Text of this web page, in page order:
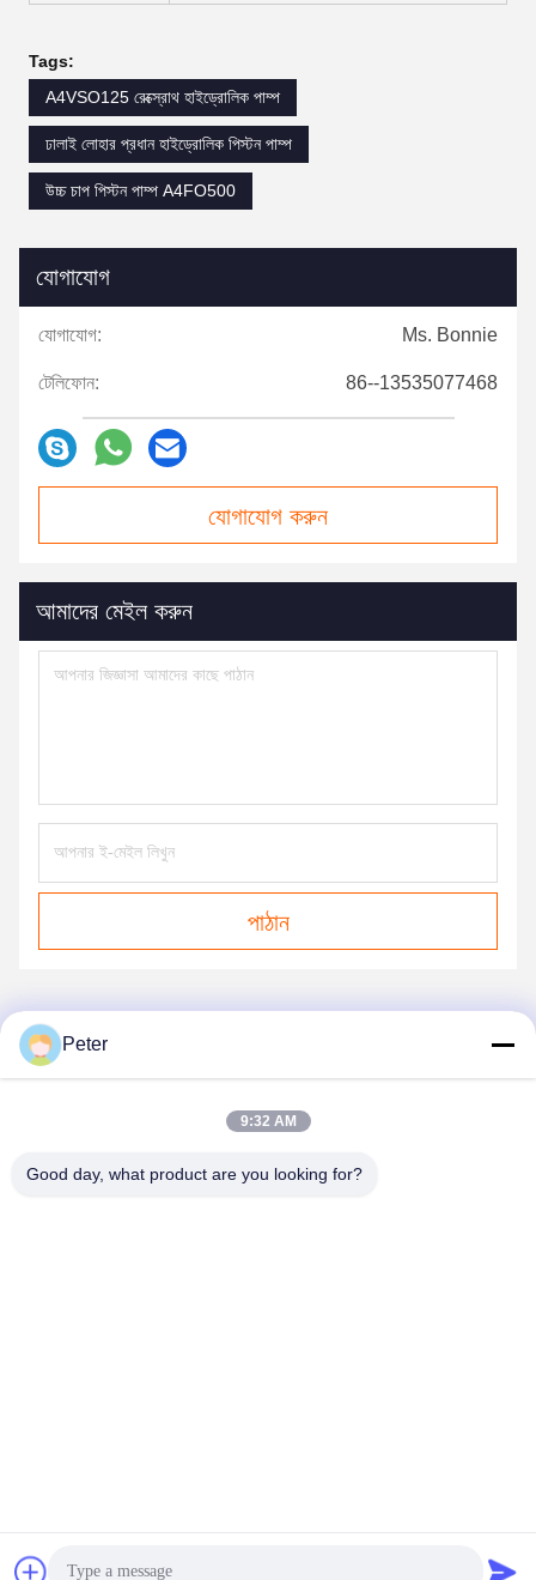
Tags:
A4VSO125 রেক্স্রোথ হাইড্রোলিক পাম্প
ঢালাই লোহার প্রধান হাইড্রোলিক পিস্টন পাম্প
উচ্চ চাপ পিস্টন পাম্প A4FO500
যোগাযোগ
যোগাযোগ: Ms. Bonnie
টেলিফোন: 86--13535077468
যোগাযোগ করুন
আমাদের মেইল ​​করুন
পাঠান
অনুরূপ পণ্য
খুচরা যন্ত্রাংশ A4FO22
Peter
9:32 AM
Good day, what product are you looking for?